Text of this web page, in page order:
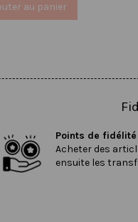
au panier
Points de fidélité
Acheter des
ensuite les